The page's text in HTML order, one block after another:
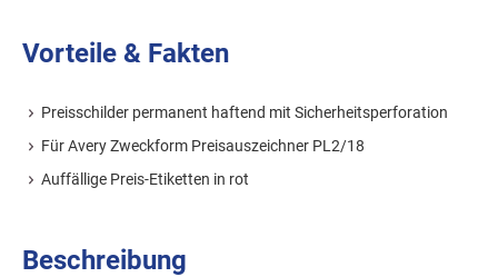
Vorteile & Fakten
Preisschilder permanent haftend mit Sicherheitsperforation
Für Avery Zweckform Preisauszeichner PL2/18
Auffällige Preis-Etiketten in rot
Beschreibung